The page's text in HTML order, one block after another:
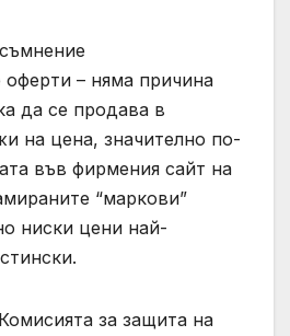
оферти – няма причина
да се продава в
на цена, значително по-
във фирмения сайт на
“маркови”
ниски цени най-
за защита на